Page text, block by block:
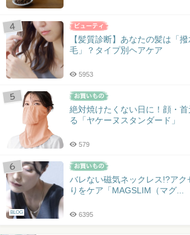
【髪質診断】あなたの髪は「
毛」？タイプ別ヘアケア
5953
絶対焼けたくない日に！顔・
る「ヤケーヌスタンダード」
579
BLOG
バレない磁気ネックレス!?アク
りをケア「MAGSLIM（マグ...
6395